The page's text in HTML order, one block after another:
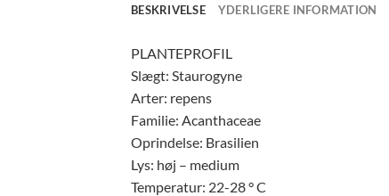
BESKRIVELSE YDERLIGERE INFORMATION
PLANTEPROFIL
Slægt: Staurogyne
Arter: repens
Familie: Acanthaceae
Oprindelse: Brasilien
Lys: høj – medium
Temperatur: 22-28 ° C